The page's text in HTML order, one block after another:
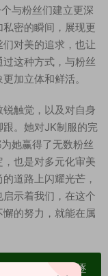
与粉丝们建立更深
密的瞬间，展现更
对美的追求，也让
这种方式，与粉丝
加立体和鲜活。
触觉，以及对自身
。她对JK制服的完
她赢得了无数粉丝
也是对多元化审美
道路上闪耀光芒，
示着我们，在这个
的努力，就能在属
材高度去重复、逐